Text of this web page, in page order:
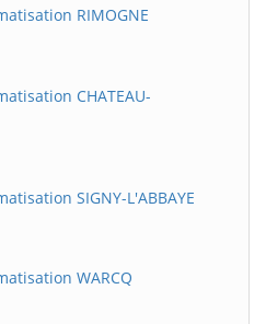
RIMOGNE
CHATEAU-
SIGNY-L'ABBAYE
WARCQ